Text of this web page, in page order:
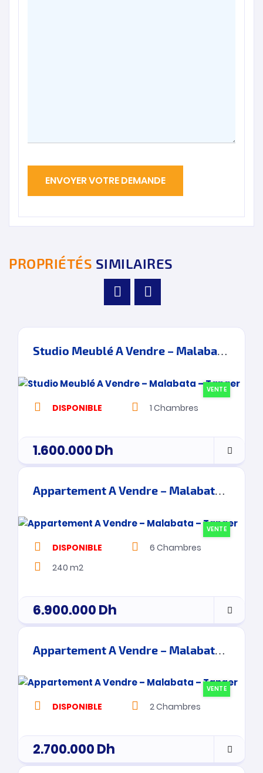
PROPRIÉTÉS SIMILAIRES
Studio Meublé A Vendre – Malabata – Tanger
VENTE
DISPONIBLE 1 Chambres
1.600.000Dh
Appartement A Vendre – Malabata – Tanger
VENTE
DISPONIBLE 6 Chambres
240 m2
6.900.000Dh
Appartement A Vendre – Malabata – Tanger
VENTE
DISPONIBLE 2Chambres
2.700.000Dh